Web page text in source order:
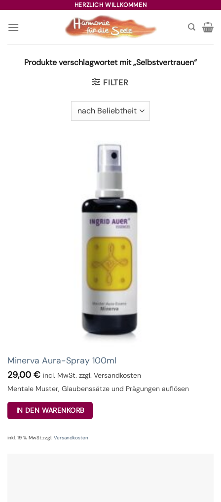
springen
HERZLICH WILLKOMMEN
Produkte verschlagwortet mit „Selbstvertrauen“
FILTER
Minerva Aura-Spray 100ml
29,00 € incl. MwSt. zzgl. Versandkosten
Mentale Muster, Glaubenssätze und Prägungen auflösen
IN DEN WARENKORB
inkl. 19 % MwSt.zzgl. Versandkosten